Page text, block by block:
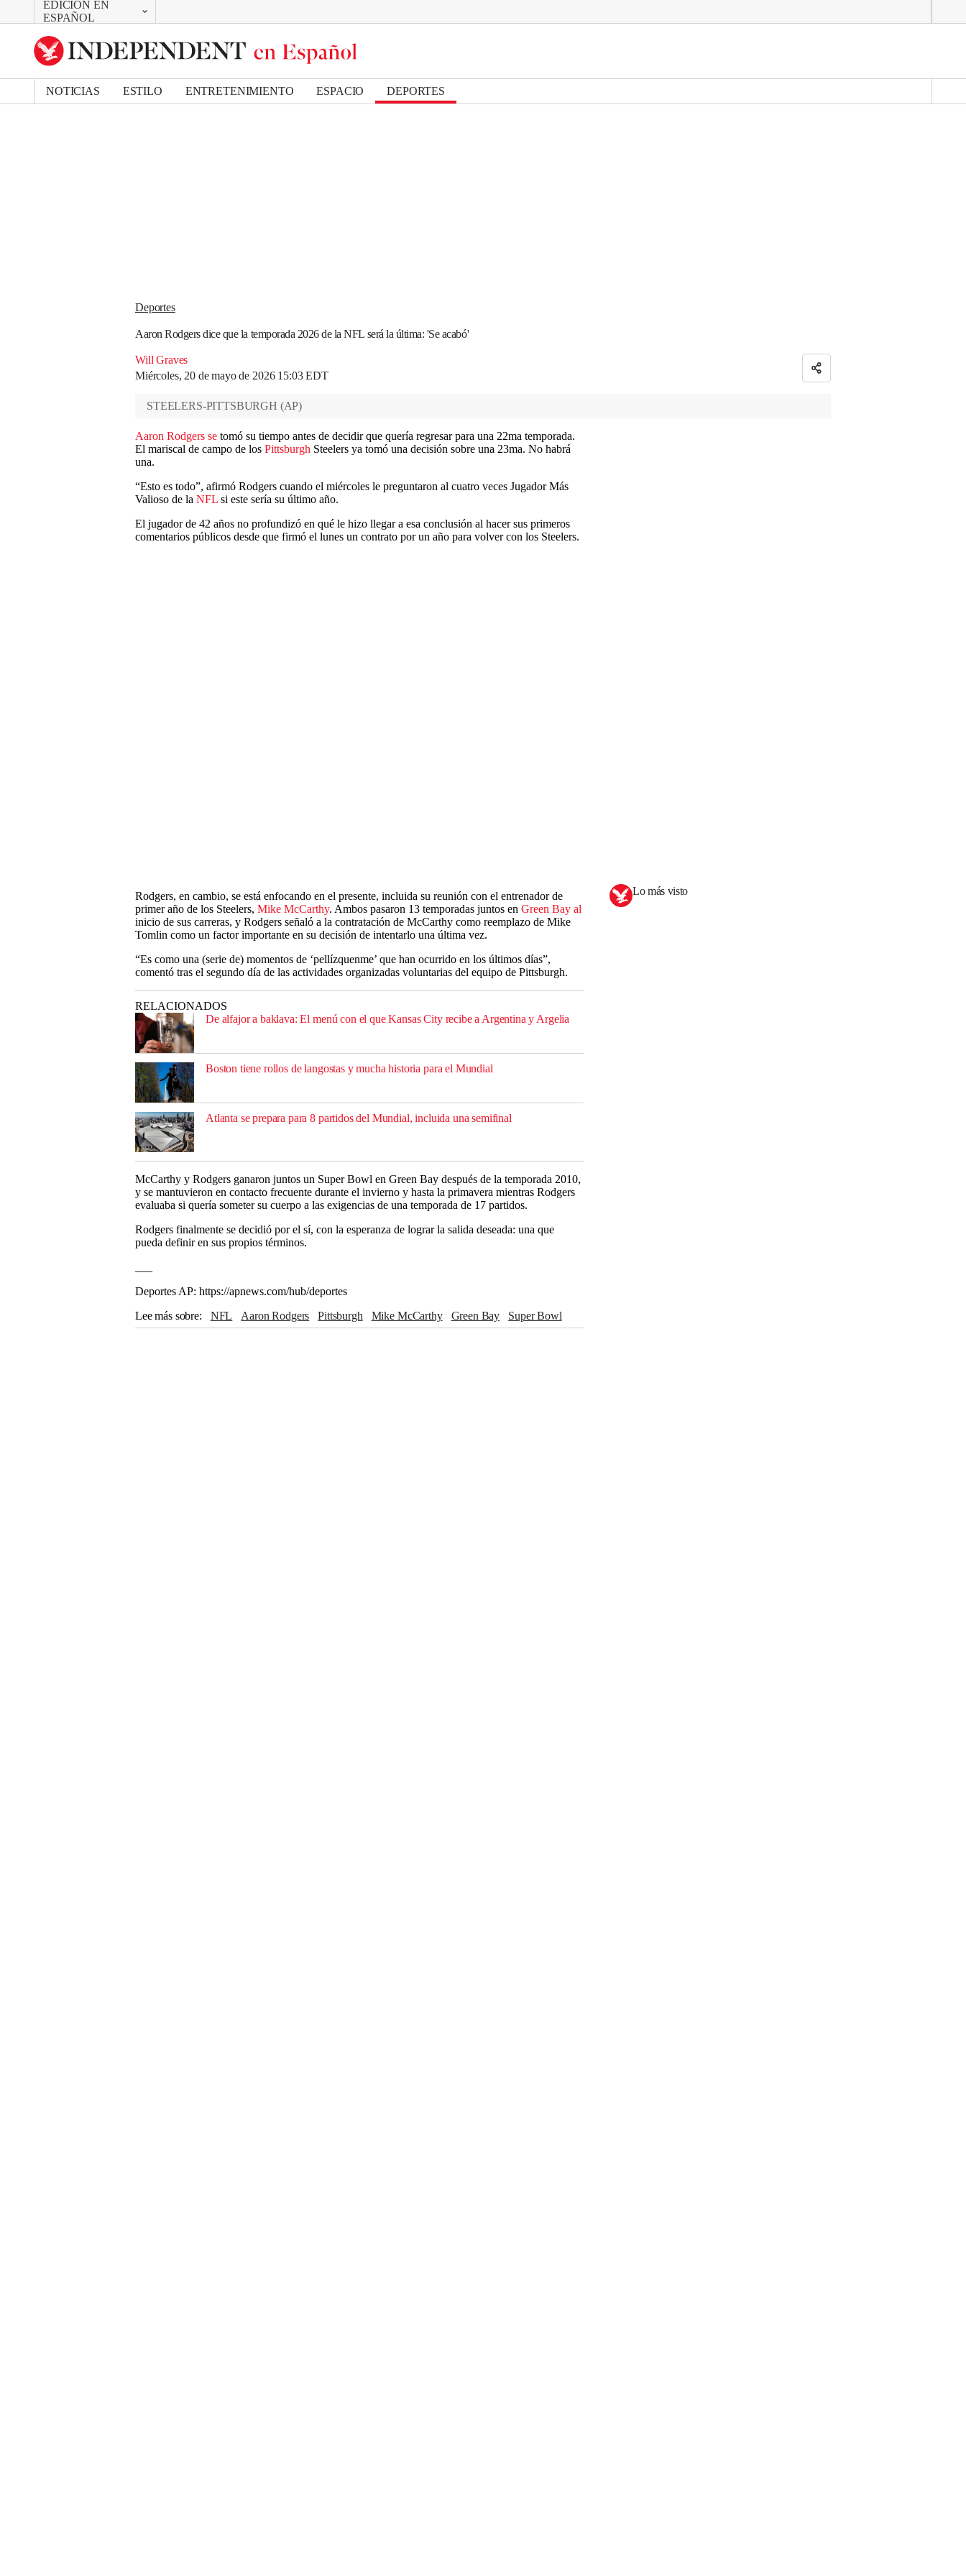
EDICIÓN EN
ESPAÑOL
CAMBIAR
UK Edition
US Edition
NOTICIAS ESTILO ENTRETENIMIENTO ESPACIO DEPORTES
Deportes
Aaron Rodgers dice que la temporada 2026 de la NFL será la última: 'Se acabó'
Will Graves
Miércoles, 20 de mayo de 2026 15:03 EDT
Bookmark popover
Removed from bookmarks
Close popover
STEELERS-PITTSBURGH (AP)
Aaron Rodgers se tomó su tiempo antes de decidir que quería regresar para una 22ma temporada.
El mariscal de campo de los Pittsburgh Steelers ya tomó una decisión sobre una 23ma. No habrá
una.
“Esto es todo”, afirmó Rodgers cuando el miércoles le preguntaron al cuatro veces Jugador Más
Valioso de la NFL si este sería su último año.
El jugador de 42 años no profundizó en qué le hizo llegar a esa conclusión al hacer sus primeros
comentarios públicos desde que firmó el lunes un contrato por un año para volver con los Steelers.
Rodgers, en cambio, se está enfocando en el presente, incluida su reunión con el entrenador de
primer año de los Steelers, Mike McCarthy. Ambos pasaron 13 temporadas juntos en Green Bay al
inicio de sus carreras, y Rodgers señaló a la contratación de McCarthy como reemplazo de Mike
Tomlin como un factor importante en su decisión de intentarlo una última vez.
“Es como una (serie de) momentos de ‘pellízquenme’ que han ocurrido en los últimos días”,
comentó tras el segundo día de las actividades organizadas voluntarias del equipo de Pittsburgh.
RELACIONADOS
De alfajor a baklava: El menú con el que Kansas City recibe a Argentina y Argelia
Boston tiene rollos de langostas y mucha historia para el Mundial
Atlanta se prepara para 8 partidos del Mundial, incluida una semifinal
McCarthy y Rodgers ganaron juntos un Super Bowl en Green Bay después de la temporada 2010,
y se mantuvieron en contacto frecuente durante el invierno y hasta la primavera mientras Rodgers
evaluaba si quería someter su cuerpo a las exigencias de una temporada de 17 partidos.
Rodgers finalmente se decidió por el sí, con la esperanza de lograr la salida deseada: una que
pueda definir en sus propios términos.
Deportes AP: https://apnews.com/hub/deportes
Lee más sobre
NFL Aaron Rodgers Pittsburgh Mike McCarthy Green Bay Super Bowl
Lo más visto